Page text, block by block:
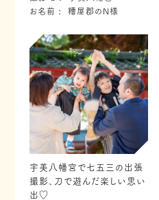
お名前
糟屋郡のN様
宇美八幡宮で七五三の出張
撮影、刀で遊んだ楽しい思い
出♡